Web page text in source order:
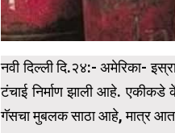
नवी दिल्ली दि.२४:- अमेरिका-
टंचाई निर्माण झाली आहे.
गॅसचा मुबलक साठा आहे, मात्र आता